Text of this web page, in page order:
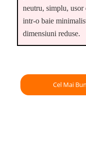
neutru, simplu, usor
intr-o baie
dimensiuni reduse.
Cel Mai